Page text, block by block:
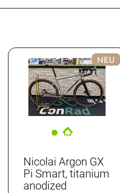
Nicolai Argon GX
Pi Smart, titanium
anodized